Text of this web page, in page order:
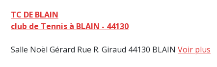
TC DE BLAIN
club de Tennis à BLAIN - 44130
Salle Noël Gérard Rue R. Giraud 44130 BLAIN Voir plus